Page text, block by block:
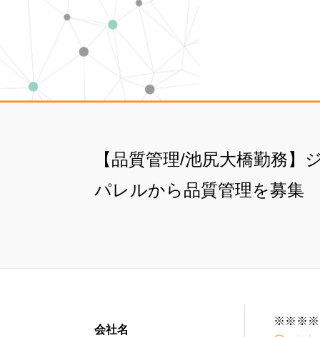
【品質管理/池尻大橋勤務
パレルから品質管理を募集
会社名